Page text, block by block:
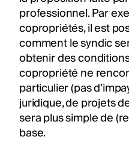
professionnel. Par
copropriétés, il est
comment le syndic
obtenir des
copropriété ne
particulier (pas
juridique, de projets
sera plus simple de
base.